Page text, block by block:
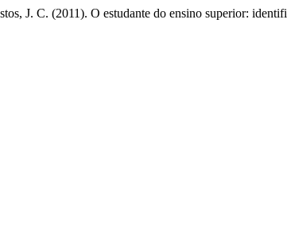
J. C. (2011). O estudante do ensino superior: